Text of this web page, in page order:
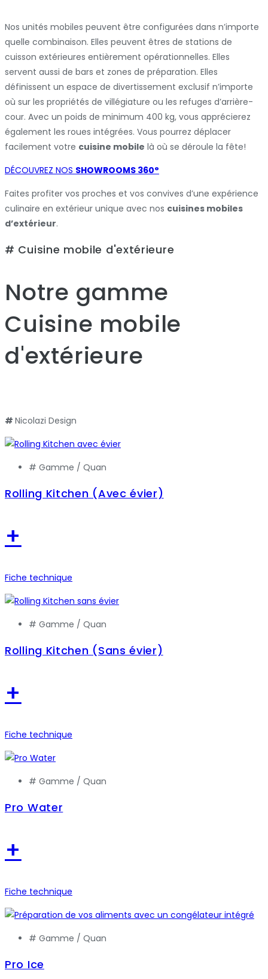
Nos unités mobiles peuvent être configurées dans n’importe
quelle combinaison. Elles peuvent êtres de stations de
cuisson extérieures entièrement opérationnelles. Elles
servent aussi de bars et zones de préparation. Elles
définissent un espace de divertissement exclusif n’importe
où sur les propriétés de villégiature ou les refuges d’arrière-
cour. Avec un poids de minimum 400 kg, vous apprécierez
également les roues intégrées. Vous pourrez déplacer
facilement votre cuisine mobile là où se déroule la fête!
DÉCOUVREZ NOS SHOWROOMS 360°
Faites profiter vos proches et vos convives d’une expérience
culinaire en extérieur unique avec nos cuisines mobiles
d’extérieur.
# Cuisine mobile d'extérieure
Notre gamme
Cuisine mobile
d'extérieure
# Nicolazi Design
# Gamme / Quan
Rolling Kitchen (Avec évier)
+
Fiche technique
# Gamme / Quan
Rolling Kitchen (Sans évier)
+
Fiche technique
# Gamme / Quan
Pro Water
+
Fiche technique
# Gamme / Quan
Pro Ice